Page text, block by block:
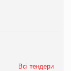
Всі тендери